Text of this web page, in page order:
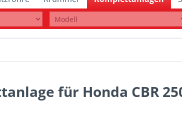
für Honda CBR